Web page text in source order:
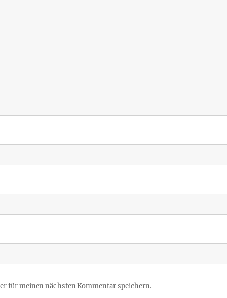
für meinen nächsten Kommentar speichern.